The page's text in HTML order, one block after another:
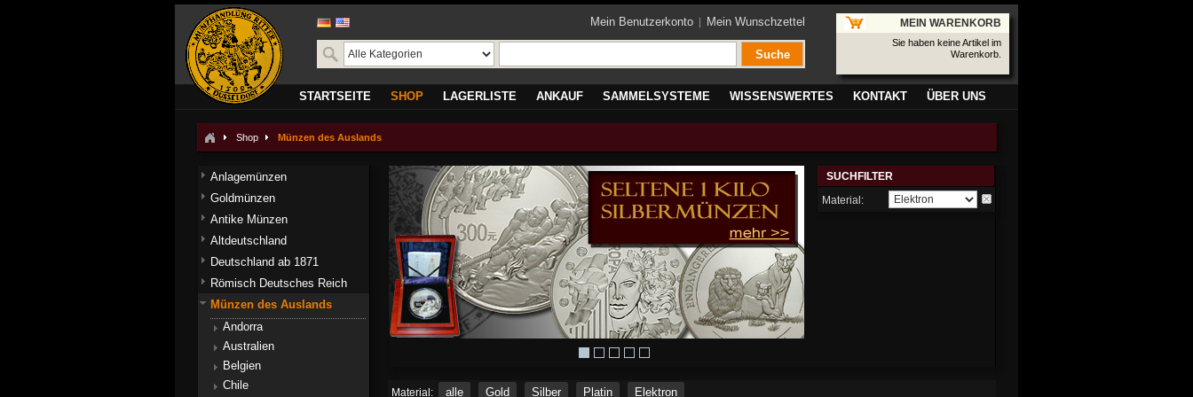
Mein Benutzerkonto Mein Wunschzettel
Suche
MEIN WARENKORB
Sie haben keine Artikel im
Warenkorb.
STARTSEITE SHOP LAGERLISTE ANKAUF SAMMELSYSTEME WISSENSWERTES KONTAKT ÜBER UNS
Shop Münzen des Auslands
SUCHFILTER
Material:
Material: alle Gold Silber Platin Elektron
Anlagemünzen
Goldmünzen
Antike Münzen
Altdeutschland
Deutschland ab 1871
Römisch Deutsches Reich
Münzen des Auslands
Andorra
Australien
Belgien
Chile